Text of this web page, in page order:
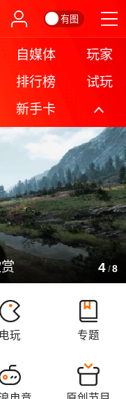
有图
自媒体
玩家
排行榜
试玩
新手卡 更多
4/8